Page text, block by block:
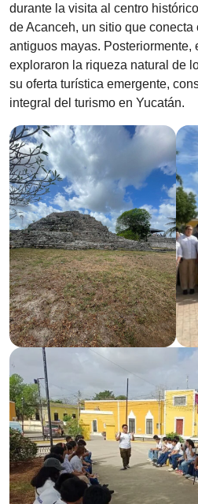
durante la visita al centro
de Acanceh, un sitio que
antiguos mayas. Posteriormente,
exploraron la riqueza natural de
su oferta turística emergente,
integral del turismo en Yucatán.